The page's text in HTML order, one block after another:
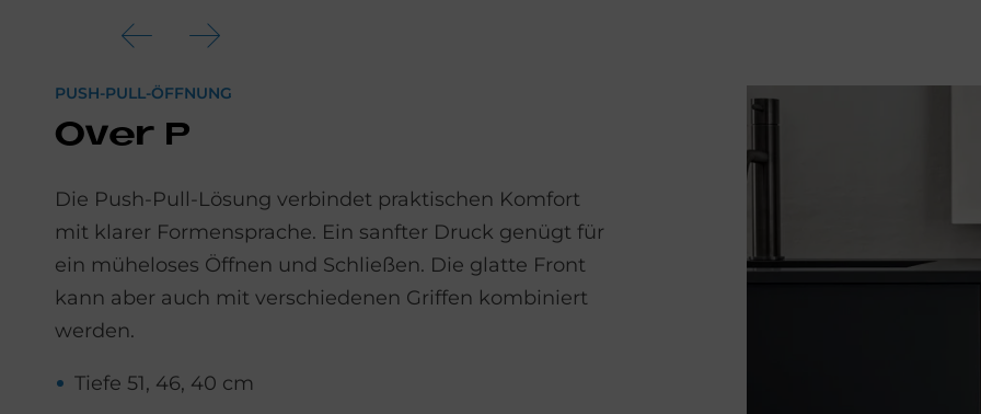
PUSH-PULL-ÖFFNUNG
Over P
Die Push-Pull-Lösung verbindet praktischen Komfort
mit klarer Formensprache. Ein sanfter Druck genügt für
ein müheloses Öffnen und Schließen. Die glatte Front
kann aber auch mit verschiedenen Griffen kombiniert
werden.
Tiefe 51, 46, 40 cm